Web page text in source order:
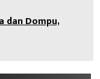
dan Dompu,